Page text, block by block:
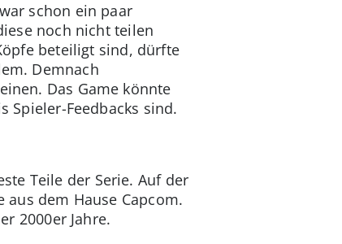
schon ein paar
noch nicht teilen
beteiligt sind, dürfte
Demnach
Das Game könnte
Spieler-Feedbacks sind.
Teile der Serie. Auf der
aus dem Hause Capcom.
2000er Jahre.